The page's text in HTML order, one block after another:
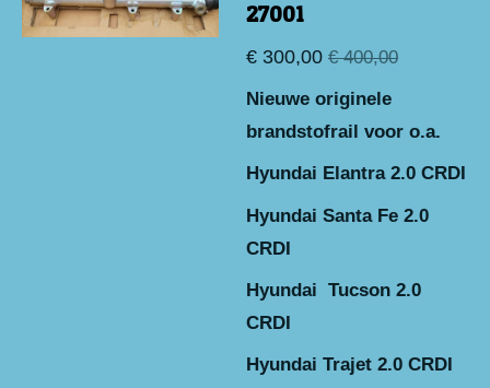
27001
€ 300,00 € 400,00
Nieuwe originele
brandstofrail voor o.a.
Hyundai Elantra 2.0 CRDI
Hyundai Santa Fe 2.0
CRDI
Hyundai Tucson 2.0
CRDI
Hyundai Trajet 2.0 CRDI